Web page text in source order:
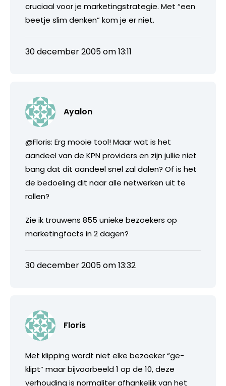
cruciaal voor je marketingstrategie. Met “een
beetje slim denken” kom je er niet.
30 december 2005 om 13:11
Ayalon
@Floris: Erg mooie tool! Maar wat is het
aandeel van de KPN providers en zijn jullie niet
bang dat dit aandeel snel zal dalen? Of is het
de bedoeling dit naar alle netwerken uit te
rollen?
Zie ik trouwens 855 unieke bezoekers op
marketingfacts in 2 dagen?
30 december 2005 om 13:32
Floris
Met klipping wordt niet elke bezoeker “ge-
klipt” maar bijvoorbeeld 1 op de 10, deze
verhouding is normaliter afhankelijk van het